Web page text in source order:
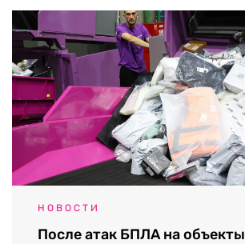
НОВОСТИ
После атак БПЛА на объекты